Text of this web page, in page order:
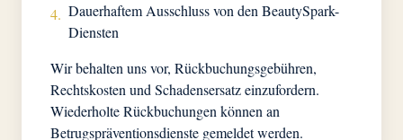
4. Dauerhaftem Ausschluss von den BeautySpark-
Diensten
Wir behalten uns vor, Rückbuchungsgebühren,
Rechtskosten und Schadensersatz einzufordern.
Wiederholte Rückbuchungen können an
Betrugspräventionsdienste gemeldet werden.